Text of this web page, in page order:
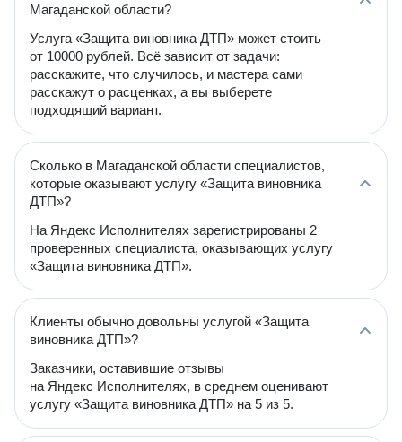
Магаданской области?
Услуга «Защита виновника ДТП» может стоить
от 10000 рублей. Всё зависит от задачи:
расскажите, что случилось, и мастера сами
расскажут о расценках, а вы выберете
подходящий вариант.
Сколько в Магаданской области специалистов,
которые оказывают услугу «Защита виновника
ДТП»?
На Яндекс Исполнителях зарегистрированы 2
проверенных специалиста, оказывающих услугу
«Защита виновника ДТП».
Клиенты обычно довольны услугой «Защита
виновника ДТП»?
Заказчики, оставившие отзывы
на Яндекс Исполнителях, в среднем оценивают
услугу «Защита виновника ДТП» на 5 из 5.